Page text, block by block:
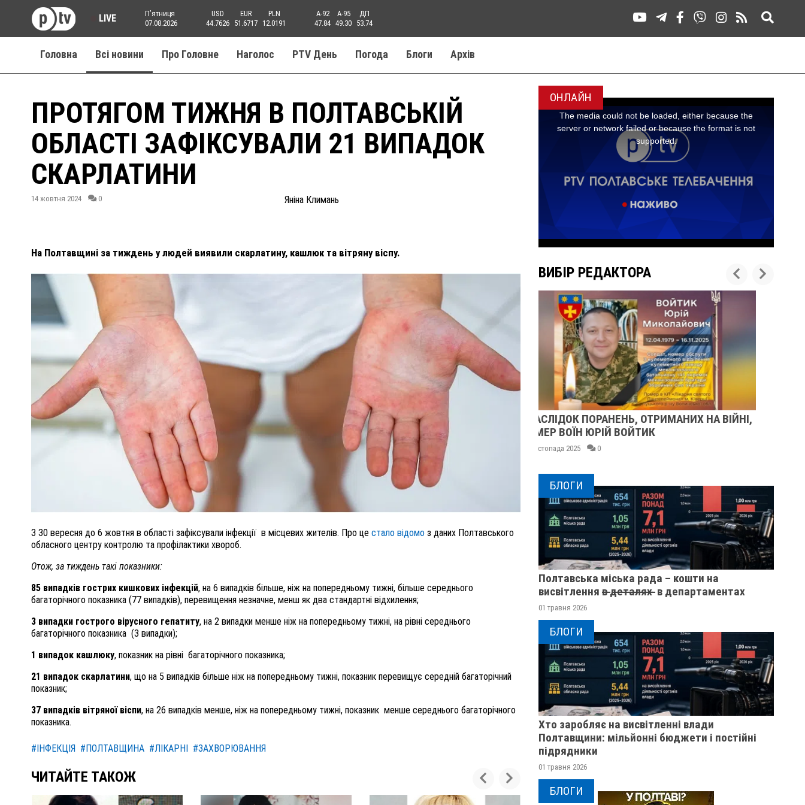
LIVE
Пʼятниця
07.08.2026
USD
44.7626
EUR
51.6717
PLN
12.0191
A-92
47.84
A-95
49.30
ДП
53.74
Головна Всі новини Про Головне Наголос PTV День Погода Блоги Aрхів
ПРОТЯГОМ ТИЖНЯ В ПОЛТАВСЬКІЙ
ОБЛАСТІ ЗАФІКСУВАЛИ 21 ВИПАДОК
СКАРЛАТИНИ
14 жовтня 2024 0 Яніна Климань
На Полтавщині за тиждень у людей виявили скарлатину, кашлюк та вітряну віспу.
З 30 вересня до 6 жовтня в області зафіксували інфекції в місцевих жителів. Про це стало відомо з даних Полтавського
обласного центру контролю та профілактики хвороб.
Отож, за тиждень такі показники:
85 випадків гострих кишкових інфекцій, на 6 випадків більше, ніж на попередньому тижні, більше середнього
багаторічного показника (77 випадків), перевищення незначне, менш як два стандартні відхилення;
3 випадки гострого вірусного гепатиту, на 2 випадки менше ніж на попередньому тижні, на рівні середнього
багаторічного показника (3 випадки);
1 випадок кашлюку, показник на рівні багаторічного показника;
21 випадок скарлатини, що на 5 випадків більше ніж на попередньому тижні, показник перевищує середній багаторічний
показник;
37 випадків вітряної віспи, на 26 випадків менше, ніж на попередньому тижні, показник менше середнього багаторічного
показника.
#ІНФЕКЦІЯ #ПОЛТАВЩИНА #ЛІКАРНІ #ЗАХВОРЮВАННЯ
ЧИТАЙТЕ ТАКОЖ
ОНЛАЙН
ВИБІР РЕДАКТОРА
ПОЛІЦІЯ ПОЛТАВЩИНИ РОЗШУКУЄ 62-РІЧНУ
ЛЮДМИЛУ ТИМЧЕНКО
ВНАСЛІДОК ПОРАНЕНЬ, ОТРИМАНИХ НА ВІЙНІ,
ПОМЕР ВОЇН ЮРІЙ ВОЙТИК
25 листопада 2025 0
У ПОЛТАВІ ПОПРОЩАЛИСЯ ІЗ ВІЙСЬКОВИМИ
ВОЛОДИМИРОМ КАРЕНГІНИМ ТА ОЛЕГОМ
ЛІЩИНСЬКИМ
БЛОГИ
Полтавська міська рада – кошти на
висвітлення в̶ ̶д̶е̶т̶а̶л̶я̶х̶ ̶ в департаментах
01 травня 2026
БЛОГИ
Хто заробляє на висвітленні влади
Полтавщини: мільйонні бюджети і постійні
підрядники
01 травня 2026
БЛОГИ